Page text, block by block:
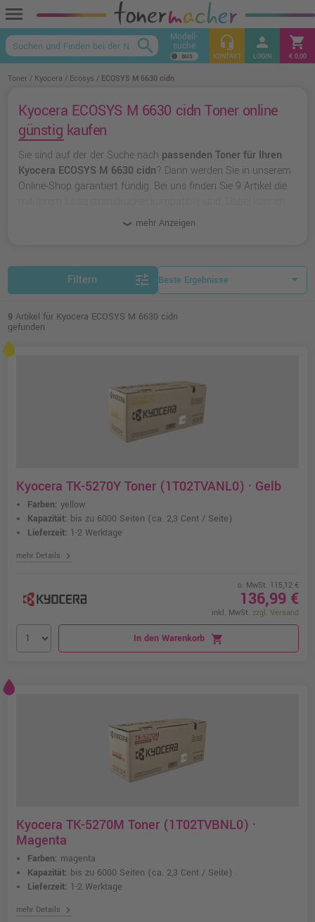
menu
keyboard_arrow_up
search Modell-
suche headset_mic
KONTAKT
person
LOGIN
shopping_cart
€ 0,00
Toner Kyocera Ecosys ECOSYS M 6630 cidn
Kyocera ECOSYS M 6630 cidn Toner online
günstig kaufen
Sie sind auf der der Suche nach passenden Toner für Ihren
Kyocera ECOSYS M 6630 cidn? Dann werden Sie in unserem
Online-Shop garantiert fündig. Bei uns finden Sie 9 Artikel die
originalen Toner von Kyocera
mehr Anzeigen
Filtern tune
9 Artikel für Kyocera ECOSYS M 6630 cidn
gefunden
Kyocera TK-5270Y Toner (1T02TVANL0) · Gelb
Farben: yellow
Kapazität: bis zu 6000 Seiten (ca. 2,3 Cent / Seite)
Lieferzeit: 1-2 Werktage
mehr Details chevron_right
o. MwSt. 115,12 €
136,99 €
inkl. MwSt. zzgl. Versand
In den Warenkorb shopping_cart
Kyocera TK-5270M Toner (1T02TVBNL0) ·
Magenta
Farben: magenta
Kapazität: bis zu 6000 Seiten (ca. 2,3 Cent / Seite)
Lieferzeit: 1-2 Werktage
mehr Details chevron_right